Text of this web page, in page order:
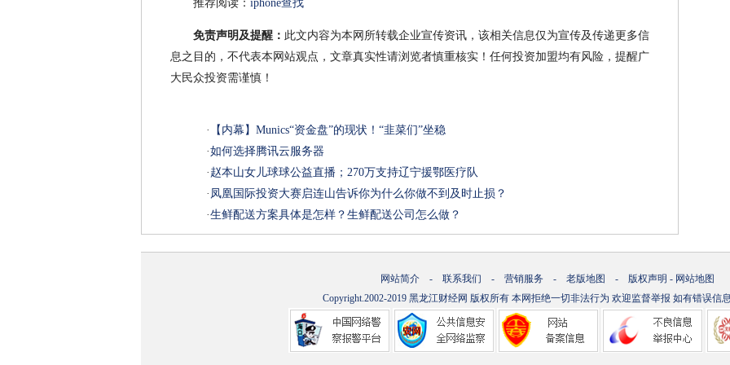
推荐阅读： iphone查找
免责声明及提醒： 此文内容为本网所转载企业宣传资讯，该相关信息仅为宣传及传递更多信
息之目的，不代表本网站观点，文章真实性请浏览者慎重核实！任何投资加盟均有风险，提醒广
大民众投资需谨慎！
·
【内幕】Munics“资金盘”的现状！“韭菜们”坐稳
·如何选择腾讯云服务器
· 赵本山女儿球球公益直播；270万支持辽宁援鄂医疗队
· 凤凰国际投资大赛启连山告诉你为什么你做不到及时止损？
·生鲜配送方案具体是怎样？生鲜配送公司怎么做？
网站简介 - 联系我们 - 营销服务 - 老版地图 - 版权声明 - 网站地图
Copyright.2002-2019 黑龙江财经网 版权所有 本网拒绝一切非法行为 欢迎监督举报 如有错误信